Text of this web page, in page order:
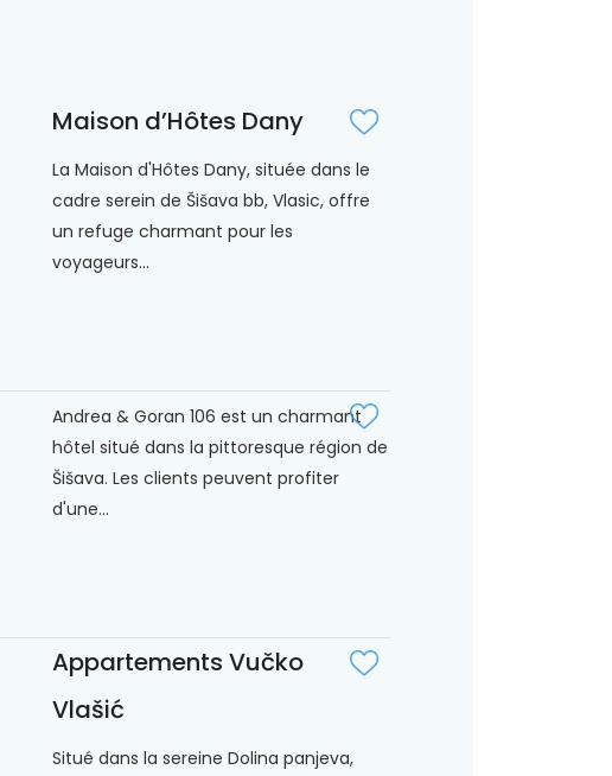
Maison d’Hôtes Dany
La Maison d'Hôtes Dany, située dans le
cadre serein de Šišava bb, Vlasic, offre
un refuge charmant pour les
voyageurs...
Andrea & Goran 106 est un charmant
hôtel situé dans la pittoresque région de
Šišava. Les clients peuvent profiter
d'une...
Appartements Vučko
Vlašić
Situé dans la sereine Dolina panjeva,